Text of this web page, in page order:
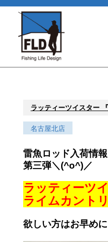
ラッティーツイスター
名古屋北店
雷魚ロッド入荷情
第三弾＼(^o^)／
ラッティーツ
ライムカント
欲しい方はお早め